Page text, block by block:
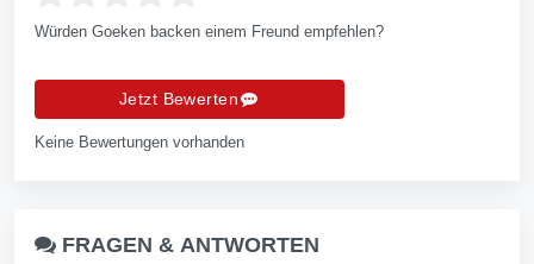
Würden Goeken backen einem Freund empfehlen?
Jetzt Bewerten
Keine Bewertungen vorhanden
FRAGEN & ANTWORTEN